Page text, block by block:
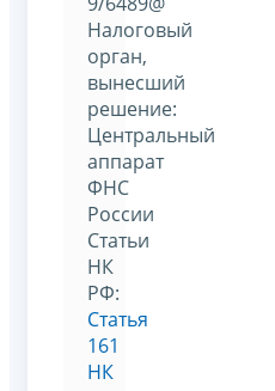
Налоговый
орган,
вынесший
решение:
Центральный
аппарат
ФНС
России
Статьи
НК
РФ:
Статья
161
НК